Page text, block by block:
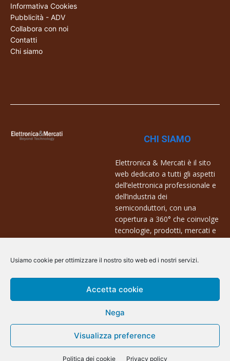
Usiamo cookie per ottimizzare il nostro sito web ed i nostri servizi.
Accetta cookie
Nega
Visualizza preference
Politica dei cookie Privacy policy
Informativa Cookies
Pubblicità - ADV
Collabora con noi
Contatti
Chi siamo
CHI SIAMO
Elettronica & Mercati è il sito
web dedicato a tutti gli aspetti
dell’elettronica professionale e
dell’industria dei
semiconduttori, con una
copertura a 360° che coinvolge
tecnologie, prodotti, mercati e
Contatti:
@ArsCommunication 2023